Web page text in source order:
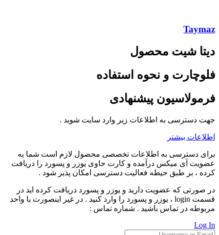
Taymaz
دیتا شیت محصول
فلوچارت و نحوه استفاده
فرمولاسیون پیشنهادی
جهت دسترسی به اطلاعات زیر وارد سایت شوید .
اطلاعات بیشتر
برای دسترسی به اطلاعات تخصصی محصول لازم است شما به
عضویت آی میکس درآمده و کارت حاوی یوزر و پسورد را دریافت
کرده ، بر طبق حیطه فعالیت دسترسی امکان پذیر شود .
در صورتی که عضویت دارید و یوزر و پسورد دریافت کرده اید در
قسمت login ، یوزر و پسورد را وارد کنید . در غیر اینصورت با واحد
مربوطه در تماس باشید . شماره تماس :
Log In